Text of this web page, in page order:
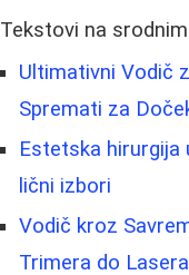
Tekstovi na
Ultimativni Vodič
Spremati za
Estetska hirurgija
lični izbori
Vodič kroz
Trimera do Lasera